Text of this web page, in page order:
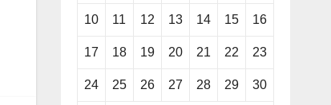
10 11 12 13 14 15 16
17 18 19 20 21 22 23
24 25 26 27 28 29 30